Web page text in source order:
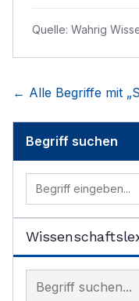
Quelle: Wahrig
← Alle Begriffe mit „S
Begriff suchen
Begriff im Lexikon